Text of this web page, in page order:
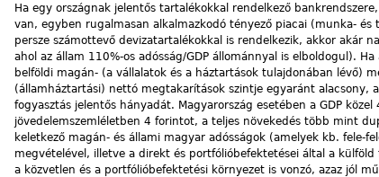
Ha egy országnak jelentős tartalékokkal rendelkező
van, egyben rugalmasan alkalmazkodó tényező piacai (munka-
persze számottevő devizatartalékokkal is rendelkezik, akkor akár
ahol az állam 110%-os adósság/GDP állománnyal is elboldogul).
belföldi magán- (a vállalatok és a háztartások tulajdonában lévő)
(államháztartási) nettó megtakarítások szintje egyaránt alacsony,
fogyasztás jelentős hányadát. Magyarország esetében a GDP
jövedelemszemléletben 4 forintot, a teljes növekedés több mint
keletkező magán- és állami magyar adósságok (amelyek kb. fele-
megvételével, illetve a direkt és portfólióbefektetései által a
a közvetlen és a portfólióbefektetési környezet is vonzó, azaz jól